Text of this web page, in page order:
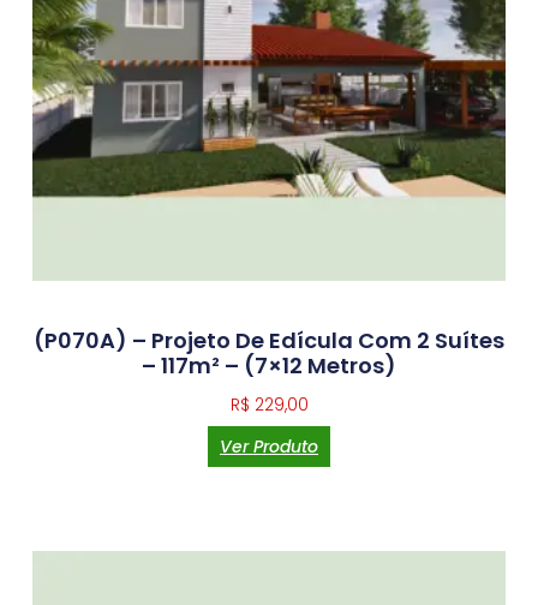
(P070A) – Projeto De Edícula Com 2 Suítes
– 117m² – (7×12 Metros)
R$ 229,00
Ver Produto